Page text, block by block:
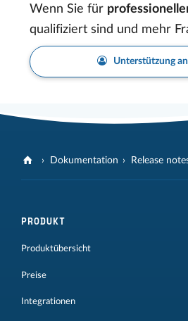
Wenn Sie für
qualifiziert sind und mehr
Unterstützung
Dokumentation Release
PRODUKT
Produktübersicht
Preise
Integrationen